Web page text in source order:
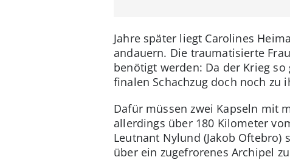
Jahre später liegt Carolines
andauern. Die traumatisierte
benötigt werden: Da der Krieg
finalen Schachzug doch noch zu
Dafür müssen zwei Kapseln mit
allerdings über 180 Kilometer
Leutnant Nylund (Jakob
über ein zugefrorenes Archipel